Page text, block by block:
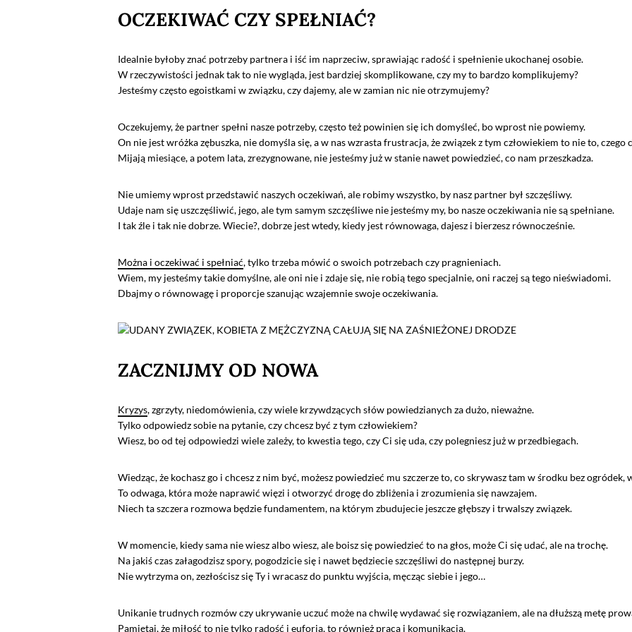
OCZEKIWAĆ CZY SPEŁNIAĆ?
Idealnie byłoby znać potrzeby partnera i iść im naprzeciw, sprawiając radość i spełnienie ukochanej osobie.
W rzeczywistości jednak tak to nie wygląda, jest bardziej skomplikowane, czy my to bardzo komplikujemy?
Jesteśmy często egoistkami w związku, czy dajemy, ale w zamian nic nie otrzymujemy?
Oczekujemy, że partner spełni nasze potrzeby, często też powinien się ich domyśleć, bo wprost nie powiemy.
On nie jest wróżka zębuszka, nie domyśla się, a w nas wzrasta frustracja, że związek z tym człowiekiem to nie to, czego
Mijają miesiące, a potem lata, zrezygnowane, nie jesteśmy już w stanie nawet powiedzieć, co nam przeszkadza.
Nie umiemy wprost przedstawić naszych oczekiwań, ale robimy wszystko, by nasz partner był szczęśliwy.
Udaje nam się uszczęśliwić, jego, ale tym samym szczęśliwe nie jesteśmy my, bo nasze oczekiwania nie są spełniane.
I tak źle i tak nie dobrze. Wiecie?, dobrze jest wtedy, kiedy jest równowaga, dajesz i bierzesz równocześnie.
Można i oczekiwać i spełniać, tylko trzeba mówić o swoich potrzebach czy pragnieniach.
Wiem, my jesteśmy takie domyślne, ale oni nie i zdaje się, nie robią tego specjalnie, oni raczej są tego nieświadomi.
Dbajmy o równowagę i proporcje szanując wzajemnie swoje oczekiwania.
ZACZNIJMY OD NOWA
Kryzys, zgrzyty, niedomówienia, czy wiele krzywdzących słów powiedzianych za dużo, nieważne.
Tylko odpowiedz sobie na pytanie, czy chcesz być z tym człowiekiem?
Wiesz, bo od tej odpowiedzi wiele zależy, to kwestia tego, czy Ci się uda, czy polegniesz już w przedbiegach.
Wiedząc, że kochasz go i chcesz z nim być, możesz powiedzieć mu szczerze to, co skrywasz tam w środku bez ogródek,
To odwaga, która może naprawić więzi i otworzyć drogę do zbliżenia i zrozumienia się nawzajem.
Niech ta szczera rozmowa będzie fundamentem, na którym zbudujecie jeszcze głębszy i trwalszy związek.
W momencie, kiedy sama nie wiesz albo wiesz, ale boisz się powiedzieć to na głos, może Ci się udać, ale na trochę.
Na jakiś czas załagodzisz spory, pogodzicie się i nawet będziecie szczęśliwi do następnej burzy.
Nie wytrzyma on, zezłościsz się Ty i wracasz do punktu wyjścia, męcząc siebie i jego…
Unikanie trudnych rozmów czy ukrywanie uczuć może na chwilę wydawać się rozwiązaniem, ale na dłuższą metę
Pamiętaj, że miłość to nie tylko radość i euforia, to również praca i komunikacja.